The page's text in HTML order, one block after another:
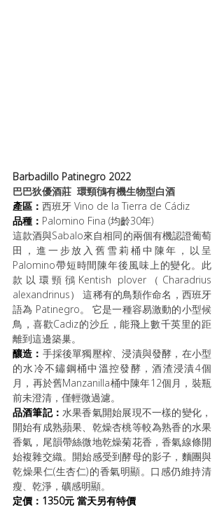
Barbadillo Patinegro 2022
巴巴狄優酒莊  環頸鴴有機生物型白酒
產區： 西班牙 Vino de la Tierra de Cádiz
品種： Palomino Fina (均齡30年)
這款酒與Sabalo來自相同的兩個有機認證葡萄
田，進一步放入舊雪莉桶中陳年，以呈
Palomino帶短時間陳年後風味上的變化。此
款以環頸鴴Kentish plover（Charadrius
alexandrinus） 這稀有的鳥類作命名，西班牙
語為 Patinegro。 它是一種容易激動的小型候
鳥，喜歡Cadiz的沙丘，能飛上數千英里的距
離到這邊築巢。
釀造： 手採後單獨壓榨、浸漬與發酵，在小型
的水冷不鏽鋼桶中溫控發酵，酒渣浸漬4個
月，再於舊Manzanilla桶中陳年12個月，裝瓶
前未澄清，僅輕微過濾。
品酒筆記：水果香氣開始展現不一樣的變化，
開始有成熟蘋果、乾燥杏桃等較為熟香的水果
香氣，尾韻帶絲微地乾燥菊花香，香氣線條開
始複雜交織。開始感受到酵母的影子，麵團與
乾燥果仁(生杏仁)的香氣明顯。口感仍維持清
瘦、乾淨，礦感明顯。
定價：1350元 當天另有特價